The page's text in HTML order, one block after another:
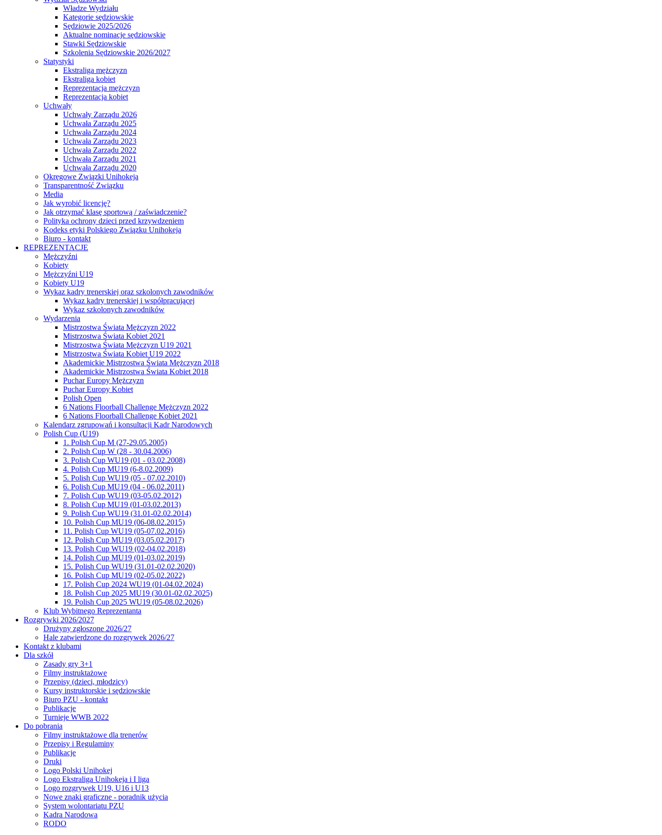
Władze Wydziału
Kategorie sędziowskie
Sędziowie 2025/2026
Aktualne nominacje sędziowskie
Stawki Sędziowskie
Szkolenia Sędziowskie 2026/2027
Statystyki
Ekstraliga mężczyzn
Ekstraliga kobiet
Reprezentacja mężczyzn
Reprezentacja kobiet
Uchwały
Uchwały Zarządu 2026
Uchwała Zarządu 2025
Uchwała Zarządu 2024
Uchwała Zarządu 2023
Uchwała Zarządu 2022
Uchwała Zarządu 2021
Uchwała Zarządu 2020
Okręgowe Związki Unihokeja
Transparentność Związku
Media
Jak wyrobić licencję?
Jak otrzymać klasę sportową / zaświadczenie?
Polityka ochrony dzieci przed krzywdzeniem
Kodeks etyki Polskiego Związku Unihokeja
Biuro - kontakt
REPREZENTACJE
Mężczyźni
Kobiety
Mężczyźni U19
Kobiety U19
Wykaz kadry trenerskiej oraz szkolonych zawodników
Wykaz kadry trenerskiej i współpracującej
Wykaz szkolonych zawodników
Wydarzenia
Mistrzostwa Świata Mężczyzn 2022
Mistrzostwa Świata Kobiet 2021
Mistrzostwa Świata Mężczyzn U19 2021
Mistrzostwa Świata Kobiet U19 2022
Akademickie Mistrzostwa Świata Mężczyzn 2018
Akademickie Mistrzostwa Świata Kobiet 2018
Puchar Europy Mężczyzn
Puchar Europy Kobiet
Polish Open
6 Nations Floorball Challenge Mężczyzn 2022
6 Nations Floorball Challenge Kobiet 2021
Kalendarz zgrupowań i konsultacji Kadr Narodowych
Polish Cup (U19)
1. Polish Cup M (27-29.05.2005)
2. Polish Cup W (28 - 30.04.2006)
3. Polish Cup WU19 (01 - 03.02.2008)
4. Polish Cup MU19 (6-8.02.2009)
5. Polish Cup WU19 (05 - 07.02.2010)
6. Polish Cup MU19 (04 - 06.02.2011)
7. Polish Cup WU19 (03-05.02.2012)
8. Polish Cup MU19 (01-03.02.2013)
9. Polish Cup WU19 (31.01-02.02.2014)
10. Polish Cup MU19 (06-08.02.2015)
11. Polish Cup WU19 (05-07.02.2016)
12. Polish Cup MU19 (03.05.02.2017)
13. Polish Cup WU19 (02-04.02.2018)
14. Polish Cup MU19 (01-03.02.2019)
15. Polish Cup WU19 (31.01-02.02.2020)
16. Polish Cup MU19 (02-05.02.2022)
17. Polish Cup 2024 WU19 (01-04.02.2024)
18. Polish Cup 2025 MU19 (30.01-02.02.2025)
19. Polish Cup 2025 WU19 (05-08.02.2026)
Klub Wybitnego Reprezentanta
Rozgrywki 2026/2027
Drużyny zgłoszone 2026/27
Hale zatwierdzone do rozgrywek 2026/27
Kontakt z klubami
Dla szkół
Zasady gry 3+1
Filmy instruktażowe
Przepisy (dzieci, młodzicy)
Kursy instruktorskie i sędziowskie
Biuro PZU - kontakt
Publikacje
Turnieje WWB 2022
Do pobrania
Filmy instruktażowe dla trenerów
Przepisy i Regulaminy
Publikacje
Druki
Logo Polski Unihokej
Logo Ekstraliga Unihokeja i I liga
Logo rozgrywek U19, U16 i U13
Nowe znaki graficzne - poradnik użycia
System wolontariatu PZU
Kadra Narodowa
RODO